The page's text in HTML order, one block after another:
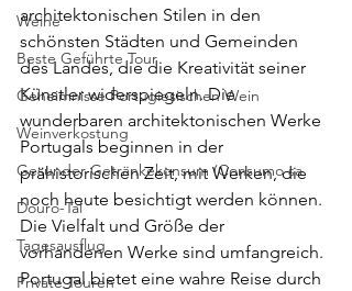
Weine
Beste Geführte Tour
Geheimnisse Portugiesischen Wein
Weinverkostung
Gesunder Getränkekonsum (Consumo sa
Douro-Tal
Tagesausflug
Private Touren
architektonischen Stilen in den
schönsten Städten und Gemeinden
des Landes, die die Kreativität seiner
Künstler widerspiegeln. Die
wunderbaren architektonischen Werke
Portugals beginnen in der
prähistorischen Zeit, mit Werken, die
noch heute besichtigt werden können.
Die Vielfalt und Größe der
vorhandenen Werke sind umfangreich.
Portugal bietet eine wahre Reise durch